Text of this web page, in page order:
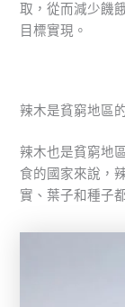
取，從而減少饑
目標實現。
辣木是貧窮地區
辣木也是貧窮地
食的國家來說，
實、葉子和種子